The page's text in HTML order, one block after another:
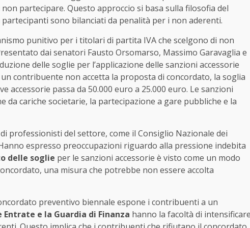
partecipare. Questo approccio si basa sulla filosofia del
partecipanti sono bilanciati da penalità per i non aderenti.
punitivo per i titolari di partita IVA che scelgono di non
dai senatori Fausto Orsomarso, Massimo Garavaglia e
delle soglie per l’applicazione delle sanzioni accessorie
contribuente non accetta la proposta di concordato, la soglia
accessorie passa da 50.000 euro a 25.000 euro. Le sanzioni
da cariche societarie, la partecipazione a gare pubbliche e la
professionisti del settore, come il Consiglio Nazionale dei
espresso preoccupazioni riguardo alla pressione indebita
delle soglie per le sanzioni accessorie è visto come un modo
una misura che potrebbe non essere accolta
preventivo biennale espone i contribuenti a un
Entrate e la Guardia di Finanza hanno la facoltà di